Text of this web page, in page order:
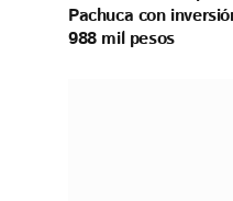
Pachuca con
988 mil pesos